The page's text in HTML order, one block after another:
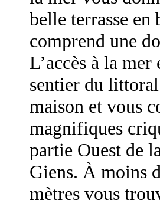
belle terrasse en
comprend une
L’accès à la
sentier du
maison et vous
magnifiques
partie Ouest de
Giens. À moins
mètres vous